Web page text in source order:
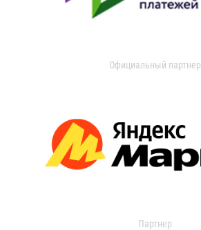
Официальный партнер
Партнер